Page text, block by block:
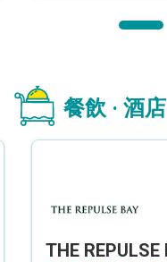
餐飲 · 酒店